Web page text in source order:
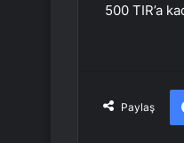
500 TIR’a
Paylaş